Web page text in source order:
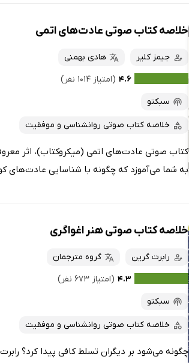
خلاصه کتاب صوتی عادت‌های اتمی
جیمز کلیر
هادی بهمنی
۴.۶ (امتیاز ۱۰۱۴ نفر)
سبکتو
خلاصه کتاب صوتی روانشناسی و موفقیت
کتاب صوتی عادت‌های اتمی (میکروکتاب)، اثر
به شما می‌آموزد که چگونه با شناسایی عادت‌های
خلاصه کتاب صوتی هنر اغواگری
رابرت گرین
گروه مترجمان
۴.۳ (امتیاز ۶۷۳ نفر)
سبکتو
خلاصه کتاب صوتی روانشناسی و موفقیت
چگونه می‌شود بر دیگران تسلط کافی پیدا کرد؟